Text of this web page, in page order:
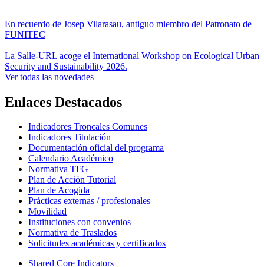
En recuerdo de Josep Vilarasau, antiguo miembro del Patronato de
FUNITEC
La Salle-URL acoge el International Workshop on Ecological Urban
Security and Sustainability 2026.
Ver todas las novedades
Enlaces Destacados
Indicadores Troncales Comunes
Indicadores Titulación
Documentación oficial del programa
Calendario Académico
Normativa TFG
Plan de Acción Tutorial
Plan de Acogida
Prácticas externas / profesionales
Movilidad
Instituciones con convenios
Normativa de Traslados
Solicitudes académicas y certificados
Shared Core Indicators